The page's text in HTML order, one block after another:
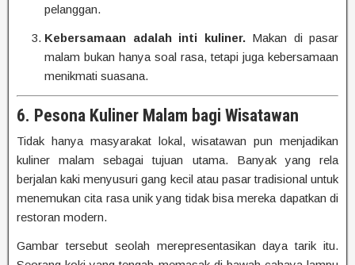
pelanggan.
Kebersamaan adalah inti kuliner.Makan di pasar
malam bukan hanya soal rasa, tetapi juga kebersamaan
menikmati suasana.
6. Pesona Kuliner Malam bagi Wisatawan
Tidak hanya masyarakat lokal, wisatawan pun menjadikan
kuliner malam sebagai tujuan utama. Banyak yang rela
berjalan kaki menyusuri gang kecil atau pasar tradisional untuk
menemukan cita rasa unik yang tidak bisa mereka dapatkan di
restoran modern.
Gambar tersebut seolah merepresentasikan daya tarik itu.